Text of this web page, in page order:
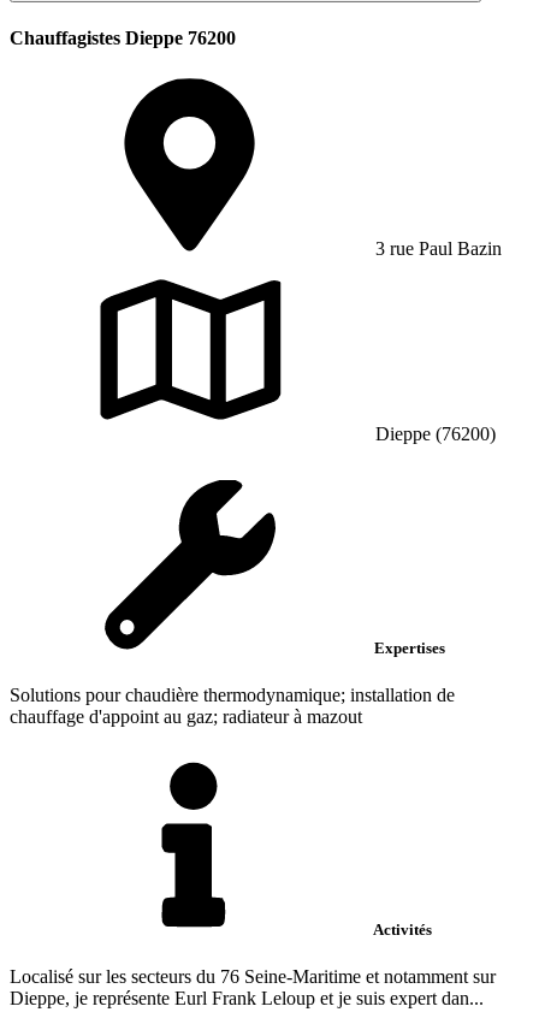
Chauffagistes Dieppe 76200
3 rue Paul Bazin
Dieppe (76200)
Expertises
Solutions pour chaudière thermodynamique; installation de
chauffage d'appoint au gaz; radiateur à mazout
Activités
Localisé sur les secteurs du 76 Seine-Maritime et notamment sur
Dieppe, je représente Eurl Frank Leloup et je suis expert dan...